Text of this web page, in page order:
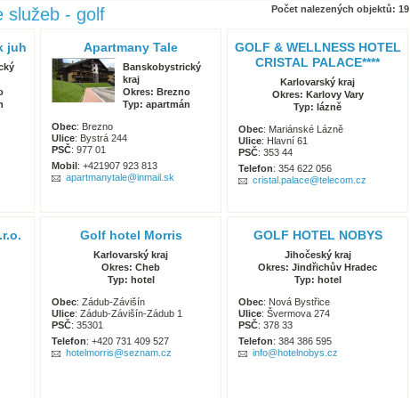
služeb - golf Počet nalezených objektů: 19
juh Apartmany Tale
Banskobystrický
kraj
Okres: Brezno
Typ: apartmán
Obec: Brezno
Ulice: Bystrá 244
PSČ: 977 01
Mobil: +421907 923 813
apartmanytale@inmail.sk
GOLF & WELLNESS HOTEL
CRISTAL PALACE****
Karlovarský kraj
Okres: Karlovy Vary
Typ: lázně
Obec: Mariánské Lázně
Ulice: Hlavní 61
PSČ: 353 44
Telefon: 354 622 056
cristal.palace@telecom.cz
Golf hotel Morris
Karlovarský kraj
Okres: Cheb
Typ: hotel
Obec: Zádub-Závišín
Ulice: Zádub-Závišín-Zádub 1
PSČ: 35301
Telefon: +420 731 409 527
hotelmorris@seznam.cz
GOLF HOTEL NOBYS
Jihočeský kraj
Okres: Jindřichův Hradec
Typ: hotel
Obec: Nová Bystřice
Ulice: Švermova 274
PSČ: 378 33
Telefon: 384 386 595
info@hotelnobys.cz